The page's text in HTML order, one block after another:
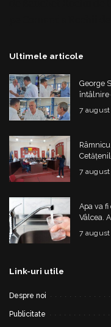
Ultimele articole
George
întâlnire
Drăgășani
7
european
7
Apa va
Vâlcea.
7
Link-uri utile
Despre noi
Publicitate